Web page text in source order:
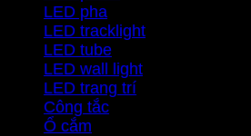
LED pha
LED tracklight
LED tube
LED wall light
LED trang trí
Công tắc
Ổ cắm